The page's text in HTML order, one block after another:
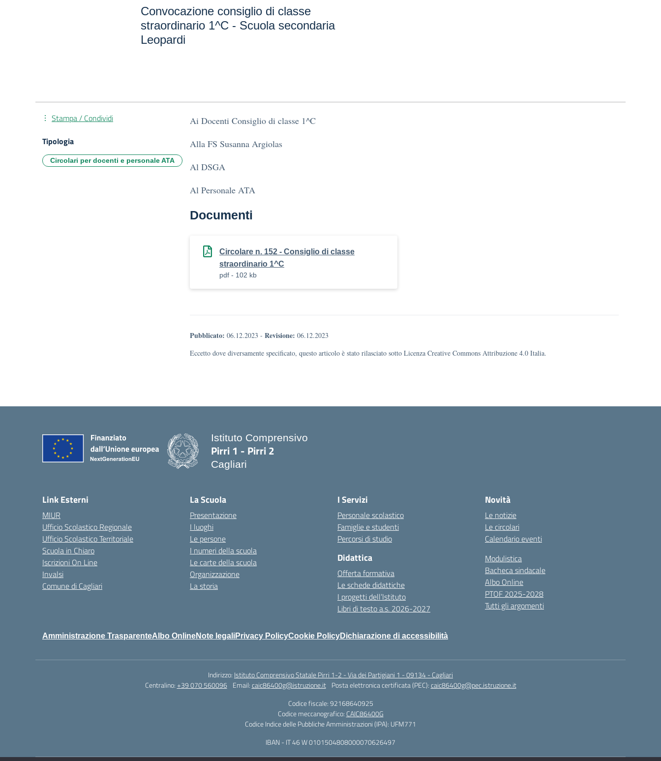
Convocazione consiglio di classe
straordinario 1^C - Scuola secondaria
Leopardi
Ai Docenti Consiglio di classe 1^C
Alla FS Susanna Argiolas
Al DSGA
Al Personale ATA
Documenti
Circolare n. 152 - Consiglio di classe
straordinario 1^C
pdf - 102 kb
Pubblicato: 06.12.2023 - Revisione: 06.12.2023
Eccetto dove diversamente specificato, questo articolo è stato rilasciato sotto Licenza Creative Commons Attribuzione 4.0 Italia.
Stampa / Condividi
Tipologia
Circolari per docenti e personale ATA
Istituto Comprensivo
Pirri 1 - Pirri 2
Cagliari
Link Esterni
MIUR
Ufficio Scolastico Regionale
Ufficio Scolastico Territoriale
Scuola in Chiaro
Iscrizioni On Line
Invalsi
Comune di Cagliari
La Scuola
Presentazione
I luoghi
Le persone
I numeri della scuola
Le carte della scuola
Organizzazione
La storia
I Servizi
Personale scolastico
Famiglie e studenti
Percorsi di studio
Didattica
Offerta formativa
Le schede didattiche
I progetti dell’Istituto
Libri di testo a.s. 2026-2027
Novità
Le notizie
Le circolari
Calendario eventi
Modulistica
Bacheca sindacale
Albo Online
PTOF 2025-2028
Tutti gli argomenti
Amministrazione TrasparenteAlbo OnlineNote legaliPrivacy PolicyCookie PolicyDichiarazione di accessibilità
Indirizzo: Istituto Comprensivo Statale Pirri 1-2 - Via dei Partigiani 1 - 09134 - Cagliari
Centralino:+39 070 560096 Email:caic86400g@istruzione.it Posta elettronica certificata (PEC):caic86400g@pec.istruzione.it
Codice fiscale: 92168640925
Codice meccanografico: CAIC86400G
Codice Indice delle Pubbliche Amministrazioni (IPA): UFM771
IBAN - IT 46 W 0101504808000070626497